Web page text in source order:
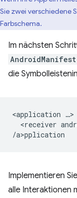
Sie zwei verschiedene
Farbschema.
Im nächsten
die
<application
<receiver
/a>p
Implementieren
alle Interaktionen